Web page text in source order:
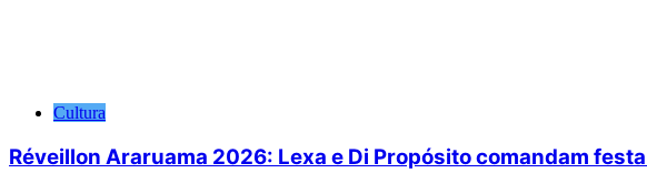
Cultura
Réveillon Araruama 2026: Lexa e Di Propósito comandam